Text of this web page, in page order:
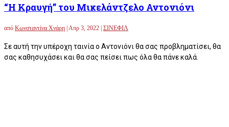
“Η Kραυγή” του Μικελάντζελο Αντονιόνι
από Κωνσταντίνα Χνάρη | Απρ 3, 2022 | ΣΙΝΕΦΙΛ
Σε αυτή την υπέροχη ταινία ο Αντονιόνι θα σας προβληματίσει, θα
σας καθησυχάσει και θα σας πείσει πως όλα θα πάνε καλά.